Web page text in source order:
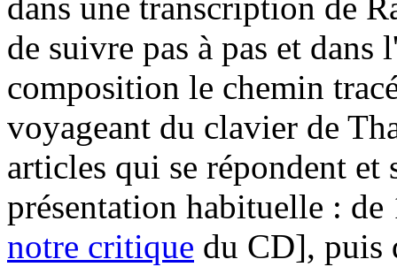
dans une transcription de
de suivre pas à pas et
composition le chemin
voyageant du clavier de
articles qui se répondent et
présentation habituelle :
notre critique du CD], puis